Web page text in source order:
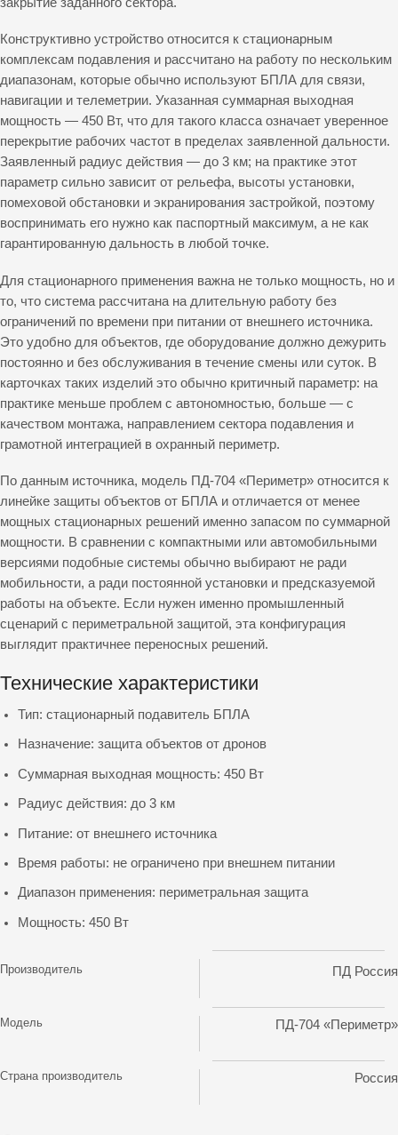
Конструктивно устройство относится к стационарным
комплексам подавления и рассчитано на работу по нескольким
диапазонам, которые обычно используют БПЛА для связи,
навигации и телеметрии. Указанная суммарная выходная
мощность — 450 Вт, что для такого класса означает уверенное
перекрытие рабочих частот в пределах заявленной дальности.
Заявленный радиус действия — до 3 км; на практике этот
параметр сильно зависит от рельефа, высоты установки,
помеховой обстановки и экранирования застройкой, поэтому
воспринимать его нужно как паспортный максимум, а не как
гарантированную дальность в любой точке.
Для стационарного применения важна не только мощность, но и
то, что система рассчитана на длительную работу без
ограничений по времени при питании от внешнего источника.
Это удобно для объектов, где оборудование должно дежурить
постоянно и без обслуживания в течение смены или суток. В
карточках таких изделий это обычно критичный параметр: на
практике меньше проблем с автономностью, больше — с
качеством монтажа, направлением сектора подавления и
грамотной интеграцией в охранный периметр.
По данным источника, модель ПД-704 «Периметр» относится к
линейке защиты объектов от БПЛА и отличается от менее
мощных стационарных решений именно запасом по суммарной
мощности. В сравнении с компактными или автомобильными
версиями подобные системы обычно выбирают не ради
мобильности, а ради постоянной установки и предсказуемой
работы на объекте. Если нужен именно промышленный
сценарий с периметральной защитой, эта конфигурация
выглядит практичнее переносных решений.
Технические характеристики
Тип: стационарный подавитель БПЛА
Назначение: защита объектов от дронов
Суммарная выходная мощность: 450 Вт
Радиус действия: до 3 км
Питание: от внешнего источника
Время работы: не ограничено при внешнем питании
Диапазон применения: периметральная защита
Мощность: 450 Вт
Производитель ПД Россия
Модель ПД-704 «Периметр»
Страна производитель Россия